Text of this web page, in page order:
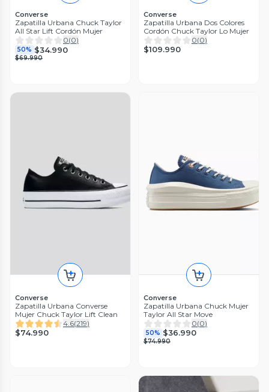
Converse
Zapatilla Urbana Chuck Taylor
All Star Lift Cordón Mujer
0(0)
50% $34.990
$69.990
Converse
Zapatilla Urbana Dos Colores
Cordón Chuck Taylor Lo Mujer
0(0)
$109.990
Converse
Zapatilla Urbana Converse
Mujer Chuck Taylor Lift Clean
4.6(219)
$74.990
Converse
Zapatilla Urbana Chuck Mujer
Taylor All Star Move
0(0)
50% $36.990
$74.990